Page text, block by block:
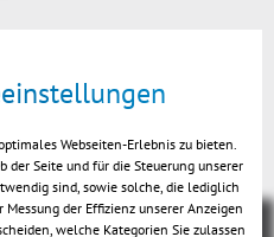
Webseiten-Erlebnis zu bieten.
der Seite und für die Steuerung unserer
sind, sowie solche, die lediglich
der Effizienz unserer Anzeigen
welche Kategorien Sie zulassen